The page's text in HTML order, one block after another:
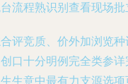
流程熟识别查看现场批
评竞质、价外加浏览
口十分明例完全类参
生意中最有力支源选